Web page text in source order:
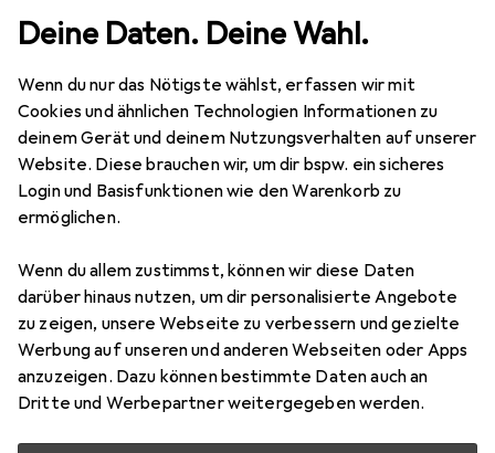
Deine Daten. Deine Wahl.
Wenn du nur das Nötigste wählst, erfassen wir mit
Cookies und ähnlichen Technologien Informationen zu
deinem Gerät und deinem Nutzungsverhalten auf unserer
Website. Diese brauchen wir, um dir bspw. ein sicheres
Login und Basisfunktionen wie den Warenkorb zu
ermöglichen.
Wenn du allem zustimmst, können wir diese Daten
darüber hinaus nutzen, um dir personalisierte Angebote
zu zeigen, unsere Webseite zu verbessern und gezielte
Werbung auf unseren und anderen Webseiten oder Apps
anzuzeigen. Dazu können bestimmte Daten auch an
Dritte und Werbepartner weitergegeben werden.